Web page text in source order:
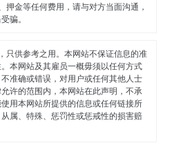
押金等任何费用，请与对方当面沟通，
骗。
只供参考之用。本网站不保证信息的准
本网站及其雇员一概毋须以任何方式
准确或错误，对用户或任何其他人士
许的范围内，本网站在此声明，不承
用本网站所提供的信息或任何链接所
属、特殊、惩罚性或惩戒性的损害赔